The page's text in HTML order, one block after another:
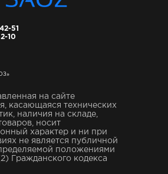
51
10
на сайте
касающаяся технических
наличия на складе,
носит
характер и ни при
не является публичной
положениями
Гражданского кодекса